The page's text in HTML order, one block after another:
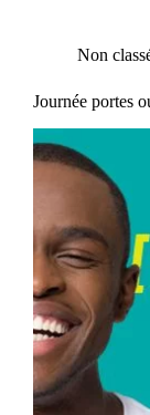
Non
Journée portes